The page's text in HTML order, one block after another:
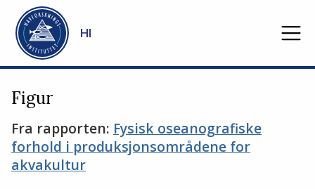
Gå til hovedinnhold
HI
Figur
Fra rapporten: Fysisk oseanografiske
forhold i produksjonsområdene for
akvakultur